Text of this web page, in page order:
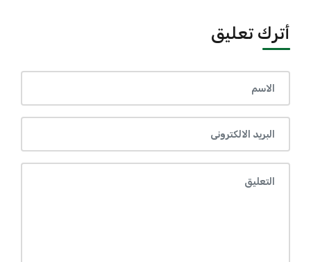
أترك تعليق